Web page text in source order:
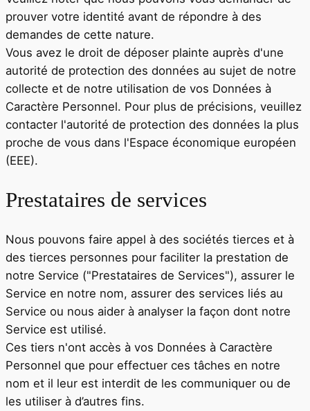
prouver votre identité avant de répondre à des
demandes de cette nature.
Vous avez le droit de déposer plainte auprès d'une
autorité de protection des données au sujet de notre
collecte et de notre utilisation de vos Données à
Caractère Personnel. Pour plus de précisions, veuillez
contacter l'autorité de protection des données la plus
proche de vous dans l'Espace économique européen
(EEE).
Prestataires de services
Nous pouvons faire appel à des sociétés tierces et à
des tierces personnes pour faciliter la prestation de
notre Service ("Prestataires de Services"), assurer le
Service en notre nom, assurer des services liés au
Service ou nous aider à analyser la façon dont notre
Service est utilisé.
Ces tiers n'ont accès à vos Données à Caractère
Personnel que pour effectuer ces tâches en notre
nom et il leur est interdit de les communiquer ou de
les utiliser à d’autres fins.